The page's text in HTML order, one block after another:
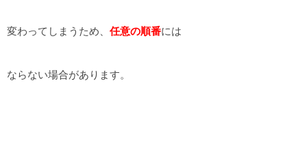
変わってしまうため、 任意の順番には
ならない場合があります。